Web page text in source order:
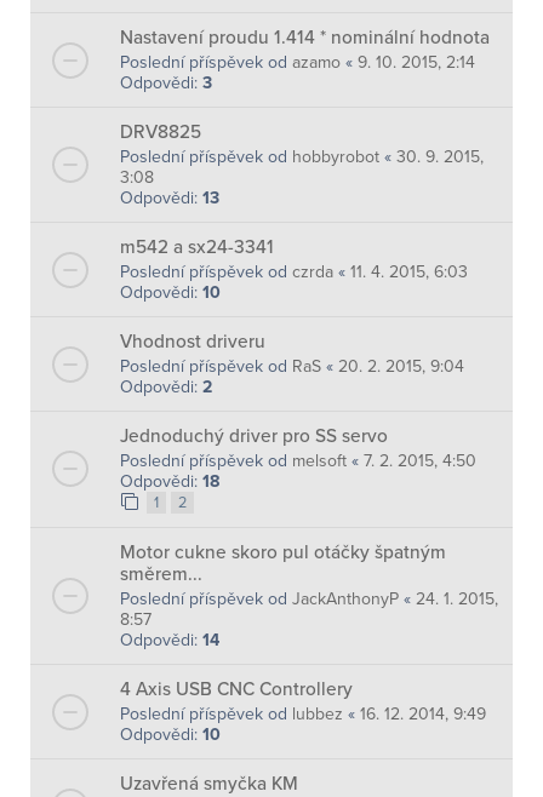
Nastavení proudu 1.414 * nominální hodnota
Poslední příspěvek od azamo « 9. 10. 2015, 2:14
Odpovědi: 3
DRV8825
Poslední příspěvek od hobbyrobot « 30. 9. 2015,
3:08
Odpovědi: 13
m542 a sx24-3341
Poslední příspěvek od czrda « 11. 4. 2015, 6:03
Odpovědi: 10
Vhodnost driveru
Poslední příspěvek od RaS « 20. 2. 2015, 9:04
Odpovědi: 2
Jednoduchý driver pro SS servo
Poslední příspěvek od melsoft « 7. 2. 2015, 4:50
Odpovědi: 18
1 2
Motor cukne skoro pul otáčky špatným
směrem...
Poslední příspěvek od JackAnthonyP « 24. 1. 2015,
8:57
Odpovědi: 14
4 Axis USB CNC Controllery
Poslední příspěvek od lubbez « 16. 12. 2014, 9:49
Odpovědi: 10
Uzavřená smyčka KM